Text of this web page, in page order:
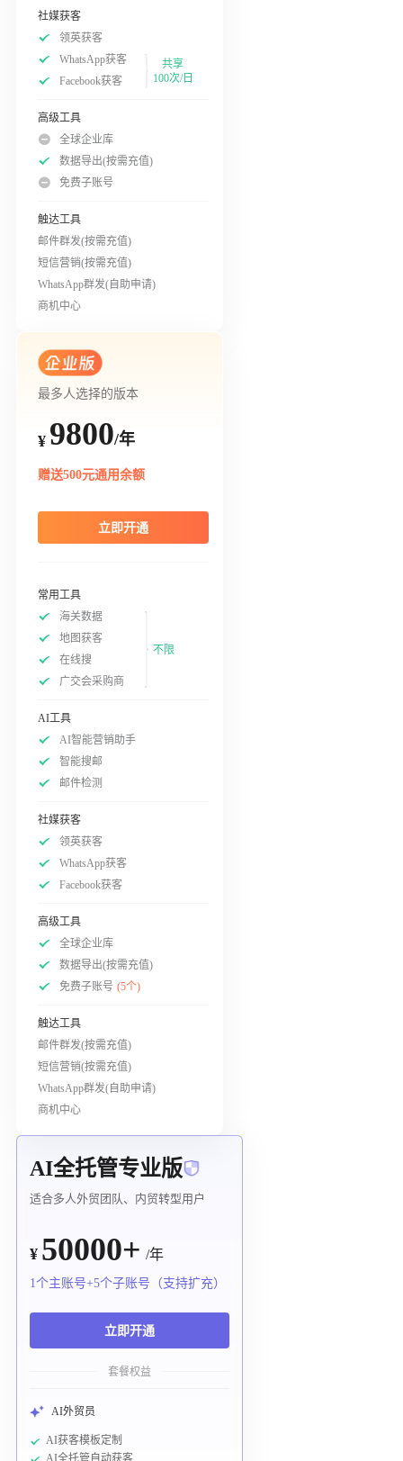
社媒获客
领英获客
WhatsApp获客
Facebook获客
共享
100次/日
高级工具
全球企业库
数据导出(按需充值)
免费子账号
触达工具
邮件群发(按需充值)
短信营销(按需充值)
WhatsApp群发(自助申请)
商机中心
最多人选择的版本
¥ 9800/年
赠送500元通用余额
立即开通
常用工具
海关数据
地图获客
在线搜
广交会采购商
不限
AI工具
AI智能营销助手
智能搜邮
邮件检测
社媒获客
领英获客
WhatsApp获客
Facebook获客
高级工具
全球企业库
数据导出(按需充值)
免费子账号 (5个)
触达工具
邮件群发(按需充值)
短信营销(按需充值)
WhatsApp群发(自助申请)
商机中心
AI全托管专业版
适合多人外贸团队、内贸转型用户
¥ 50000+ /年
1个主账号+5个子账号（支持扩充）
立即开通
套餐权益
AI外贸员
AI获客模板定制
AI全托管自动获客